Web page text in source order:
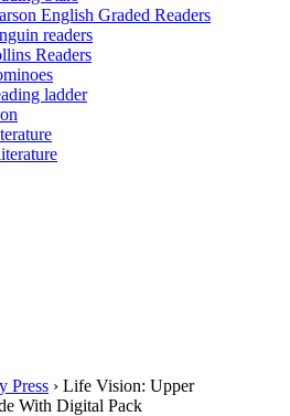
English Graded Readers
readers
Readers
ladder
Press › Life Vision: Upper
With Digital Pack